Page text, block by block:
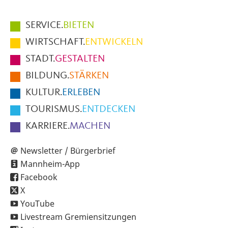
Hauptmenüpunkte
im
Fußbereich
der
Seite
SERVICE.BIETEN
WIRTSCHAFT.ENTWICKELN
STADT.GESTALTEN
BILDUNG.STÄRKEN
KULTUR.ERLEBEN
TOURISMUS.ENTDECKEN
KARRIERE.MACHEN
Newsletter / Bürgerbrief
Mannheim-App
Facebook
X
YouTube
Livestream Gremiensitzungen